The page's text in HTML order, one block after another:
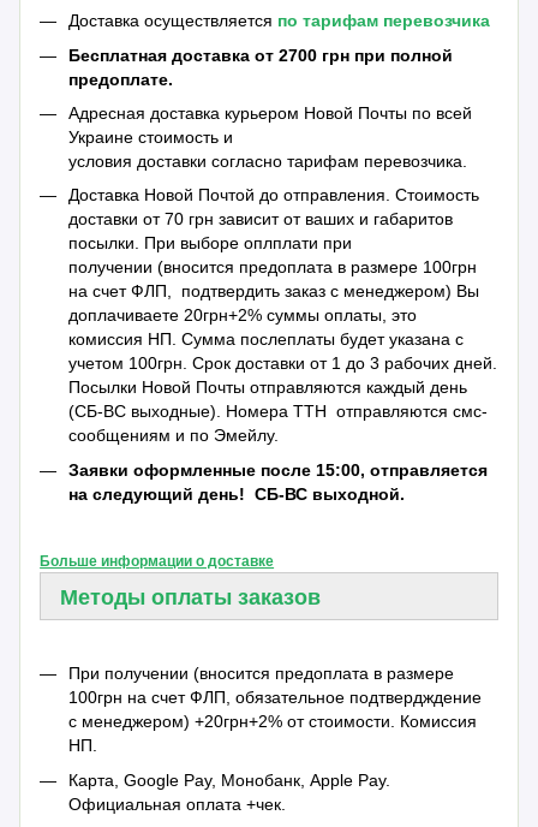
Доставка осуществляется по тарифам перевозчика
Бесплатная доставка от 2700 грн при полной
предоплате.
Адресная доставка курьером Новой Почты по всей
Украине стоимость и
условия доставки согласно тарифам перевозчика.
Доставка Новой Почтой до отправления. Стоимость
доставки от 70 грн зависит от ваших и габаритов
посылки. При выборе оплплати при
получении (вносится предоплата в размере 100грн
на счет ФЛП, подтвердить заказ с менеджером) Вы
доплачиваете 20грн+2% суммы оплаты, это
комиссия НП. Сумма послеплаты будет указана с
учетом 100грн. Срок доставки от 1 до 3 рабочих дней.
Посылки Новой Почты отправляются каждый день
(СБ-ВС выходные). Номера ТТН отправляются смс-
сообщениям и по Эмейлу.
Заявки оформленные после 15:00, отправляется
на следующий день! СБ-ВС выходной.
Больше информации о доставке
Методы оплаты заказов
При получении (вносится предоплата в размере
100грн на счет ФЛП, обязательное подтвердждение
с менеджером) +20грн+2% от стоимости. Комиссия
НП.
Карта, Google Pay, Монобанк, Apple Pay.
Официальная оплата +чек.